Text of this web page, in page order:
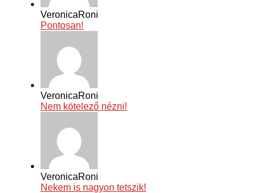
VeronicaRoni
Pontosan!
VeronicaRoni
Nem kötelező nézni!
VeronicaRoni
Nekem is nagyon tetszik!